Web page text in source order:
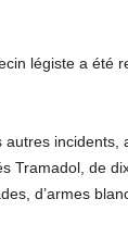
légiste a été
autres
Tramadol, de
d’armes